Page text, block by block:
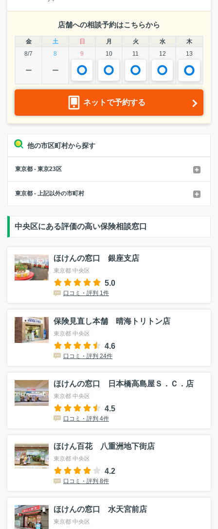
店舗への相談予約はこちらから
金 土 日 月 火 水
木
8/7
8 9 10 11 12 13
ー ー
ネットで予約する
他の市区町村から探す
東京都 - 東京23区
東京都 - 上記以外の市町村
中央区にある評価の高い保険相談窓口
ほけんの窓口 銀座支店
東京都 中央区
5.0
口コミ・評判 1件
保険見直し本舗 晴海トリトン店
東京都 中央区
4.6
口コミ・評判 24件
ほけんの窓口 日本橋高島屋Ｓ．Ｃ．店
東京都 中央区
4.5
口コミ・評判 4件
ほけん百花 八重洲地下街店
東京都 中央区
4.2
口コミ・評判 8件
ほけんの窓口 水天宮前店
東京都 中央区